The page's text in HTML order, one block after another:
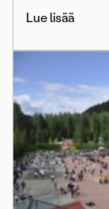
Lue lisää